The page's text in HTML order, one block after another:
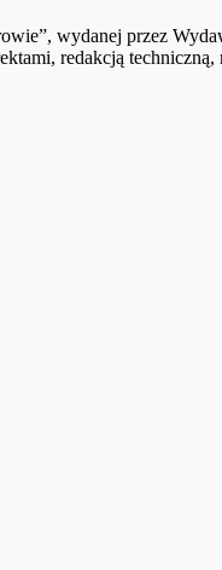
wydanej przez
redakcją